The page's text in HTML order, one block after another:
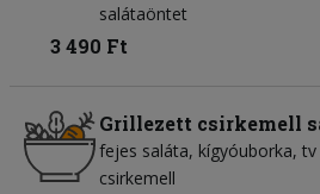
salátaöntet
3 490 Ft
Grillezett csirkemell
fejes saláta kígyóuborka tv
csirkemell